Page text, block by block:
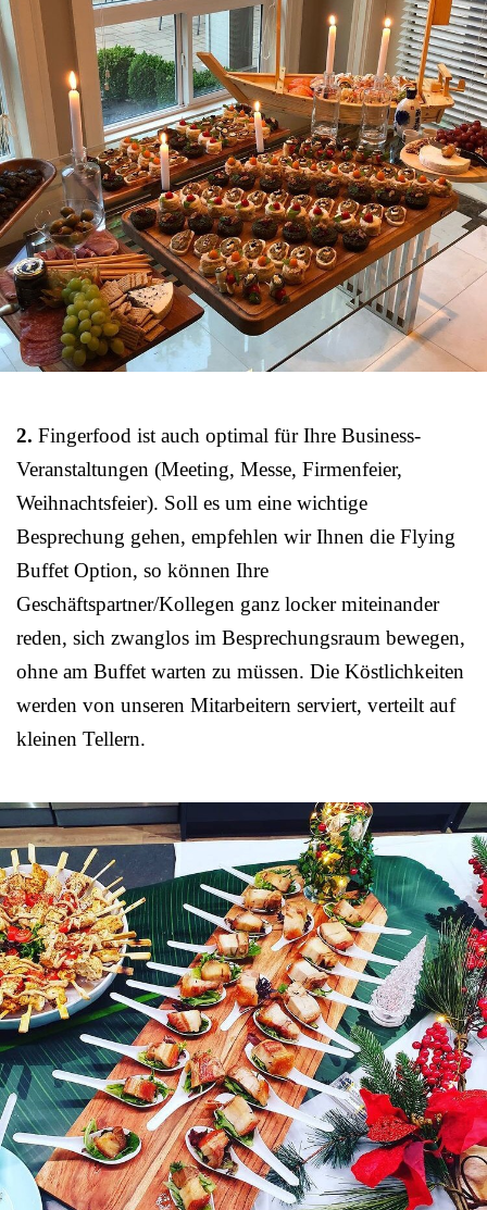
2. Fingerfood ist auch optimal für Ihre Business-
Veranstaltungen (Meeting, Messe, Firmenfeier,
Weihnachtsfeier). Soll es um eine wichtige
Besprechung gehen, empfehlen wir Ihnen die Flying
Buffet Option, so können Ihre
Geschäftspartner/Kollegen ganz locker miteinander
reden, sich zwanglos im Besprechungsraum bewegen,
ohne am Buffet warten zu müssen. Die Köstlichkeiten
werden von unseren Mitarbeitern serviert, verteilt auf
kleinen Tellern.